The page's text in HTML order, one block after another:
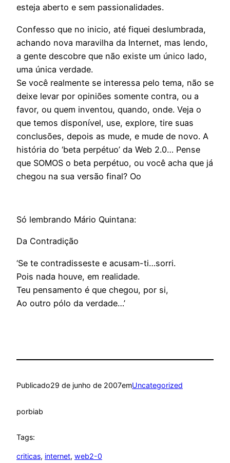
esteja aberto e sem passionalidades.
Confesso que no inicio, até fiquei deslumbrada,
achando nova maravilha da Internet, mas lendo,
a gente descobre que não existe um único lado,
uma única verdade.
Se você realmente se interessa pelo tema, não se
deixe levar por opiniões somente contra, ou a
favor, ou quem inventou, quando, onde. Veja o
que temos disponível, use, explore, tire suas
conclusões, depois as mude, e mude de novo. A
história do ‘beta perpétuo’ da Web 2.0… Pense
que SOMOS o beta perpétuo, ou você acha que já
chegou na sua versão final? Oo
Só lembrando Mário Quintana:
Da Contradição
‘Se te contradisseste e acusam-ti…sorri.
Pois nada houve, em realidade.
Teu pensamento é que chegou, por si,
Ao outro pólo da verdade…’
Publicado29 de junho de 2007emUncategorized
porbiab
Tags:
criticas, internet, web2-0